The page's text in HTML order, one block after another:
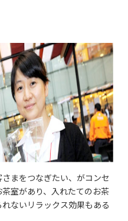
まをつなぎたい、がコンセ
室があり、入れたてのお茶
ないリラックス効果もある